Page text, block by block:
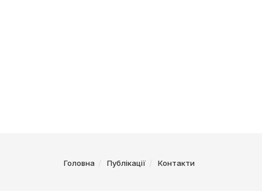
Головна Публікації Контакти